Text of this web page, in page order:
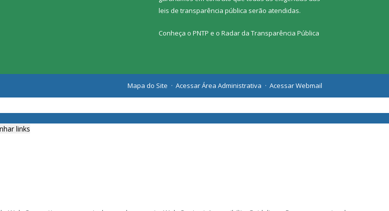
leis de transparência pública serão atendidas.
Conheça o PNTP e o Radar da Transparência Pública
Mapa do Site Acessar Área Administrativa Acessar Webmail
links